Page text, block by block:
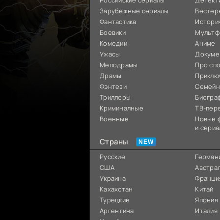
Зарубежные сериалы
Фантастика
Боевики
Комедии
Ужасы
Мелодрамы
Драмы
Фэнтези
Триллеры
Криминалные
Военные
Аниме
Про
ТВ-
Новые
и
Страны
Русские
США
Украина
Кахахстан
Турецкие
Аргентина
Китай
Япония
Италия